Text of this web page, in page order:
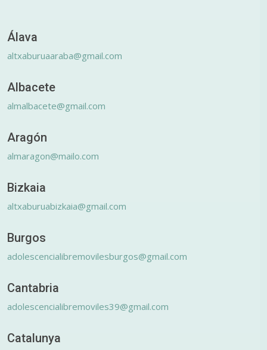
Álava
altxaburuaaraba@gmail.com
Albacete
almalbacete@gmail.com
Aragón
almaragon@mailo.com
Bizkaia
altxaburuabizkaia@gmail.com
Burgos
adolescencialibremovilesburgos@gmail.com
Cantabria
adolescencialibremoviles39@gmail.com
Catalunya